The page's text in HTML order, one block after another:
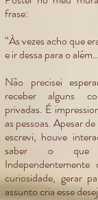
frase:
“Às vezes acho que
e ir dessa para o
Não precisei
receber alguns
privadas. É
as pessoas. Apesar
escrevi, houve
saber o que
curiosidade, gerar
assunto cria esse